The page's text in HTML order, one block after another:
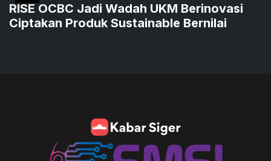
RISE OCBC Jadi Wadah UKM Berinovasi
Ciptakan Produk Sustainable Bernilai